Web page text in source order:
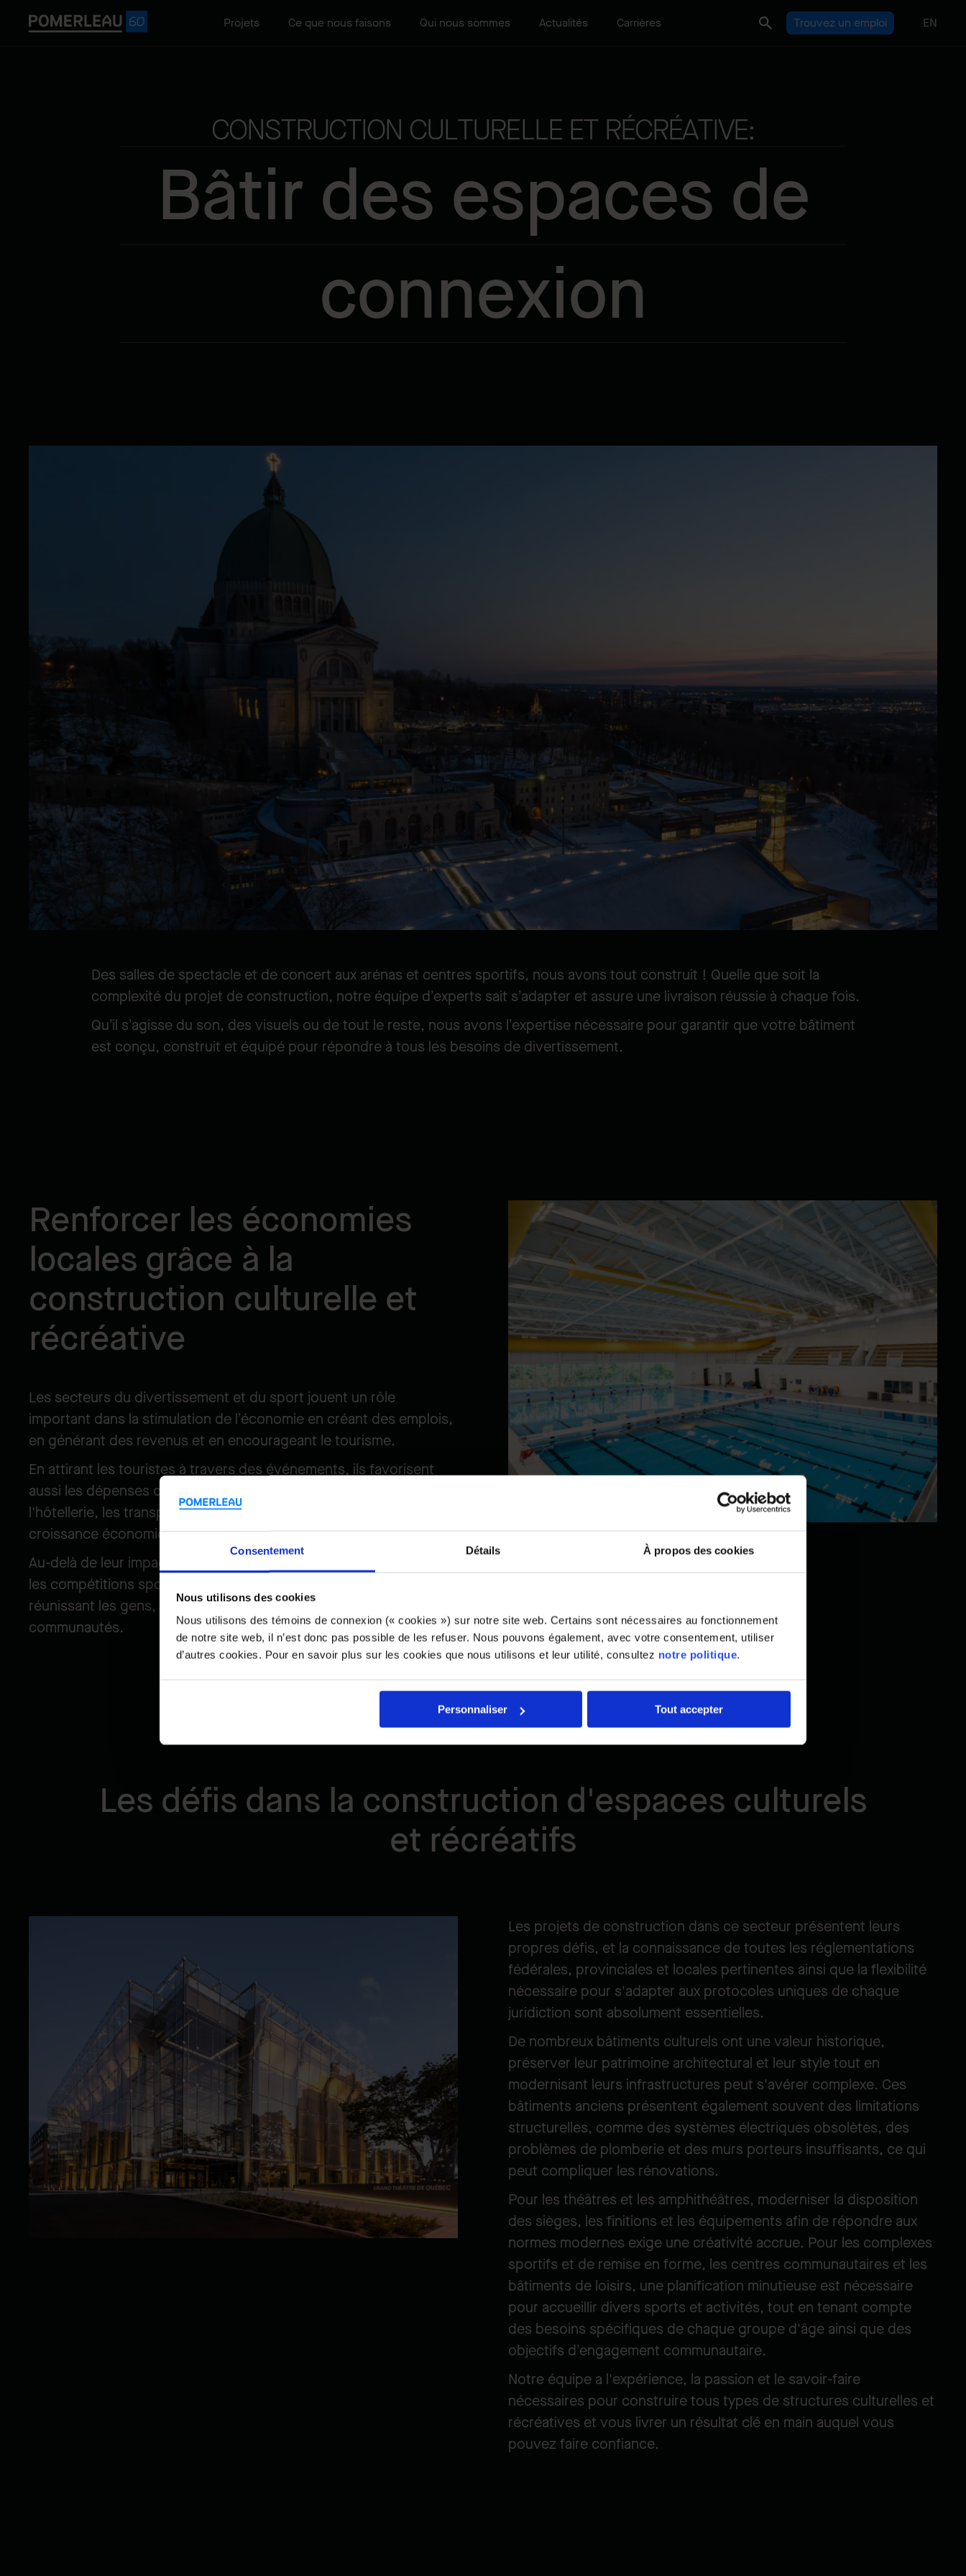
Consentement Détails À propos des cookies
Nous utilisons des cookies
Nous utilisons des témoins de connexion (« cookies ») sur notre site web. Certains sont nécessaires au fonctionnement
de notre site web, il n’est donc pas possible de les refuser. Nous pouvons également, avec votre consentement, utiliser
d’autres cookies. Pour en savoir plus sur les cookies que nous utilisons et leur utilité, consultez notre politique.
Personnaliser Tout accepter
Projets Ce que nous faisons Qui nous sommes Actualités Carrières Trouvez un emploi EN
CONSTRUCTION CULTURELLE ET RÉCRÉATIVE:
Bâtir des espaces de
connexion
Des salles de spectacle et de concert aux arénas et centres sportifs, nous avons tout construit ! Quelle que soit la
complexité du projet de construction, notre équipe d’experts sait s’adapter et assure une livraison réussie à chaque fois.
Qu’il s’agisse du son, des visuels ou de tout le reste, nous avons l’expertise nécessaire pour garantir que votre bâtiment
est conçu, construit et équipé pour répondre à tous les besoins de divertissement.
Renforcer les économies
locales grâce à la
construction culturelle et
récréative
Les secteurs du divertissement et du sport jouent un rôle
important dans la stimulation de l’économie en créant des emplois,
en générant des revenus et en encourageant le tourisme.
En attirant les touristes à travers des événements, ils favorisent
aussi les dépenses dans d'autres secteurs associés tels que
l'hôtellerie, les transports et la vente au détail, entraînant ainsi une
croissance économique encore plus importante.
Au-delà de leur impact économique, les événements musicaux et
les compétitions sportives nourrissent également la culture en
réunissant les gens, forgeant des liens et consolidant les
communautés.
Les défis dans la construction d'espaces culturels
et récréatifs
Les projets de construction dans ce secteur présentent leurs
propres défis, et la connaissance de toutes les réglementations
fédérales, provinciales et locales pertinentes ainsi que la flexibilité
nécessaire pour s'adapter aux protocoles uniques de chaque
juridiction sont absolument essentielles.
De nombreux bâtiments culturels ont une valeur historique,
préserver leur patrimoine architectural et leur style tout en
modernisant leurs infrastructures peut s'avérer complexe. Ces
bâtiments anciens présentent également souvent des limitations
structurelles, comme des systèmes électriques obsolètes, des
problèmes de plomberie et des murs porteurs insuffisants, ce qui
peut compliquer les rénovations.
Pour les théâtres et les amphithéâtres, moderniser la disposition
des sièges, les finitions et les équipements afin de répondre aux
normes modernes exige une créativité accrue. Pour les complexes
sportifs et de remise en forme, les centres communautaires et les
bâtiments de loisirs, une planification minutieuse est nécessaire
pour accueillir divers sports et activités, tout en tenant compte
des besoins spécifiques de chaque groupe d'âge ainsi que des
objectifs d’engagement communautaire.
Notre équipe a l'expérience, la passion et le savoir-faire
nécessaires pour construire tous types de structures culturelles et
récréatives et vous livrer un résultat clé en main auquel vous
pouvez faire confiance.